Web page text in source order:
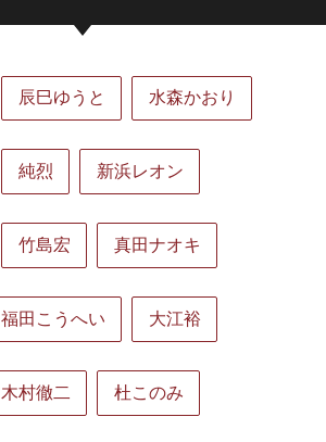
辰巳ゆうと 水森かおり
純烈 新浜レオン
竹島宏 真田ナオキ
福田こうへい 大江裕
木村徹二 杜このみ